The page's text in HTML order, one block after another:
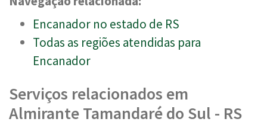
Encanador no estado de RS
Todas as regiões atendidas para
Encanador
Serviços relacionados em
Almirante Tamandaré do Sul - RS